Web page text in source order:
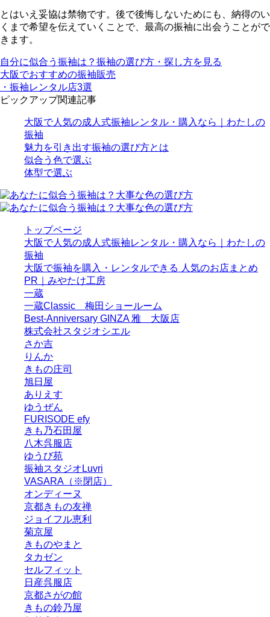
とはいえ妥協は禁物です。後で後悔しないためにも、納得のい
くまで希望を伝えていくことで、最高の振袖に出会うことがで
きます。
自分に似合う振袖は？振袖の選び方・探し方を見る
大阪でおすすめの振袖販売
・振袖レンタル店3選
ピックアップ関連記事
大阪で人気の成人式振袖レンタル・購入なら｜わたしの
振袖
魅力を引き出す振袖の選び方とは
似合う色で選ぶ
体型で選ぶ
トップページ
大阪で人気の成人式振袖レンタル・購入なら｜わたしの
振袖
大阪で振袖を購入・レンタルできる 人気のお店まとめ
PR｜みやたけ工房
一蔵
一蔵Classic 梅田ショールーム
Best-Anniversary GINZA 雅 大阪店
株式会社スタジオシエル
さか吉
りんか
きもの庄司
旭日屋
ありえす
ゆうぜん
FURISODE efy
きも乃石田屋
八木呉服店
ゆうび苑
振袖スタジオLuvri
VASARA（※閉店）
オンディーヌ
京都きもの友禅
ジョイフル恵利
菊京屋
きものやまと
タカゼン
セルフィット
日産呉服店
京都さがの館
きもの鈴乃屋